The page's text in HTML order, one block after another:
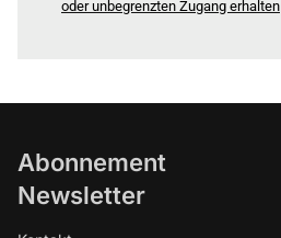
oder unbegrenzten Zugang erhalten
Abonnement
Newsletter